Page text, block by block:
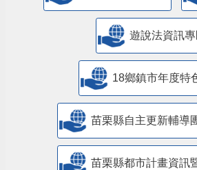
遊說法資訊專
18鄉鎮市年度特
苗栗縣自主更新輔導
苗栗縣都市計畫資訊